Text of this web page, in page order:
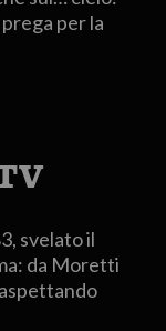
per la
svelato il
da Moretti